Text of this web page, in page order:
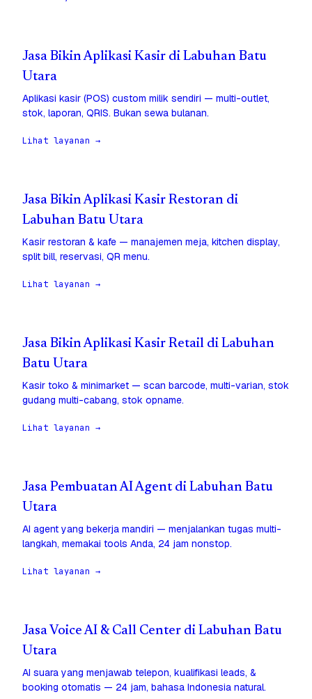
Jasa Bikin Aplikasi Kasir di Labuhan Batu
Utara
Aplikasi kasir (POS) custom milik sendiri — multi-outlet,
stok, laporan, QRIS. Bukan sewa bulanan.
Lihat layanan →
Jasa Bikin Aplikasi Kasir Restoran di
Labuhan Batu Utara
Kasir restoran & kafe — manajemen meja, kitchen display,
split bill, reservasi, QR menu.
Lihat layanan →
Jasa Bikin Aplikasi Kasir Retail di Labuhan
Batu Utara
Kasir toko & minimarket — scan barcode, multi-varian, stok
gudang multi-cabang, stok opname.
Lihat layanan →
Jasa Pembuatan AI Agent di Labuhan Batu
Utara
AI agent yang bekerja mandiri — menjalankan tugas multi-
langkah, memakai tools Anda, 24 jam nonstop.
Lihat layanan →
Jasa Voice AI & Call Center di Labuhan Batu
Utara
AI suara yang menjawab telepon, kualifikasi leads, &
booking otomatis — 24 jam, bahasa Indonesia natural.